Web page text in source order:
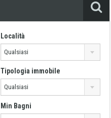
Località
Qualsiasi
Tipologia immobile
Qualsiasi
Min Bagni